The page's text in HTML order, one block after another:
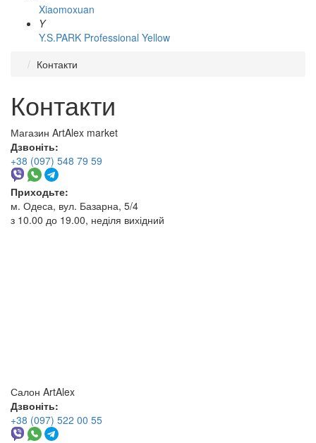
Xiaomoxuan
Y
Y.S.PARK Professional Yellow
Контакти
Контакти
Магазин ArtAlex market
Дзвоніть:
+38 (097) 548 79 59
Приходьте:
м. Одеса, вул. Базарна, 5/4
з 10.00 до 19.00, неділя вихідний
Салон ArtAlex
Дзвоніть:
+38 (097) 522 00 55